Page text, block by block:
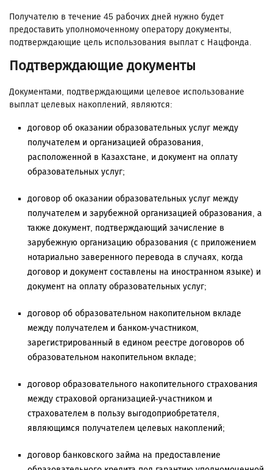
Получателю в течение 45 рабочих дней нужно будет
предоставить уполномоченному оператору документы,
подтверждающие цель использования выплат с Нацфонда.
Подтверждающие документы
Документами, подтверждающими целевое использование
выплат целевых накоплений, являются:
договор об оказании образовательных услуг между
получателем и организацией образования,
расположенной в Казахстане, и документ на оплату
образовательных услуг;
договор об оказании образовательных услуг между
получателем и зарубежной организацией образования, а
также документ, подтверждающий зачисление в
зарубежную организацию образования (с приложением
нотариально заверенного перевода в случаях, когда
договор и документ составлены на иностранном языке) и
документ на оплату образовательных услуг;
договор об образовательном накопительном вкладе
между получателем и банком-участником,
зарегистрированный в едином реестре договоров об
образовательном накопительном вкладе;
договор образовательного накопительного страхования
между страховой организацией-участником и
страхователем в пользу выгодоприобретателя,
являющимся получателем целевых накоплений;
договор банковского займа на предоставление